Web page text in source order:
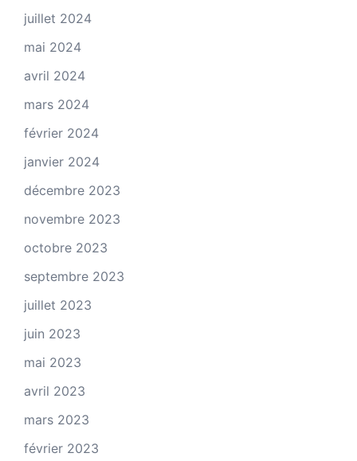
juillet 2024
mai 2024
avril 2024
mars 2024
février 2024
janvier 2024
décembre 2023
novembre 2023
octobre 2023
septembre 2023
juillet 2023
juin 2023
mai 2023
avril 2023
mars 2023
février 2023